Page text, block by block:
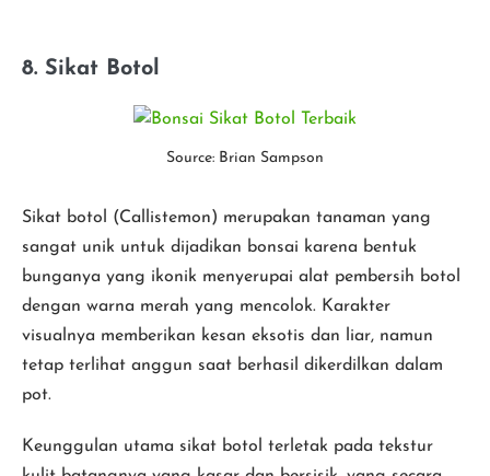
8. Sikat Botol
Source: Brian Sampson
Sikat botol (Callistemon) merupakan tanaman yang
sangat unik untuk dijadikan bonsai karena bentuk
bunganya yang ikonik menyerupai alat pembersih botol
dengan warna merah yang mencolok. Karakter
visualnya memberikan kesan eksotis dan liar, namun
tetap terlihat anggun saat berhasil dikerdilkan dalam
pot.
Keunggulan utama sikat botol terletak pada tekstur